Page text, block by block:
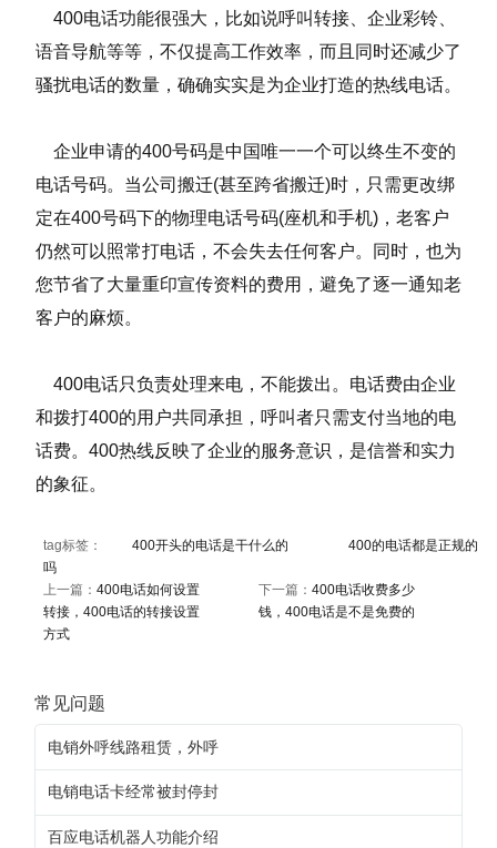
400电话功能很强大，比如说呼叫转接、企业彩铃、
语音导航等等，不仅提高工作效率，而且同时还减少了
骚扰电话的数量，确确实实是为企业打造的热线电话。
企业申请的400号码是中国唯一一个可以终生不变的
电话号码。当公司搬迁(甚至跨省搬迁)时，只需更改绑
定在400号码下的物理电话号码(座机和手机)，老客户
仍然可以照常打电话，不会失去任何客户。同时，也为
您节省了大量重印宣传资料的费用，避免了逐一通知老
客户的麻烦。
400电话只负责处理来电，不能拨出。电话费由企业
和拨打400的用户共同承担，呼叫者只需支付当地的电
话费。400热线反映了企业的服务意识，是信誉和实力
的象征。
tag标签： 400开头的电话是干什么的
400的电话都是正规的
吗
上一篇： 400电话如何设置
转接，400电话的转接设置
方式
下一篇： 400电话收费多少
钱，400电话是不是免费的
常见问题
电销外呼线路租赁，外呼
电销电话卡经常被封停封
百应电话机器人功能介绍